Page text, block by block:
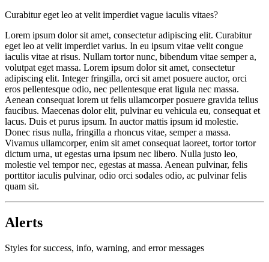
Curabitur eget leo at velit imperdiet vague iaculis vitaes?
Lorem ipsum dolor sit amet, consectetur adipiscing elit. Curabitur
eget leo at velit imperdiet varius. In eu ipsum vitae velit congue
iaculis vitae at risus. Nullam tortor nunc, bibendum vitae semper a,
volutpat eget massa. Lorem ipsum dolor sit amet, consectetur
adipiscing elit. Integer fringilla, orci sit amet posuere auctor, orci
eros pellentesque odio, nec pellentesque erat ligula nec massa.
Aenean consequat lorem ut felis ullamcorper posuere gravida tellus
faucibus. Maecenas dolor elit, pulvinar eu vehicula eu, consequat et
lacus. Duis et purus ipsum. In auctor mattis ipsum id molestie.
Donec risus nulla, fringilla a rhoncus vitae, semper a massa.
Vivamus ullamcorper, enim sit amet consequat laoreet, tortor tortor
dictum urna, ut egestas urna ipsum nec libero. Nulla justo leo,
molestie vel tempor nec, egestas at massa. Aenean pulvinar, felis
porttitor iaculis pulvinar, odio orci sodales odio, ac pulvinar felis
quam sit.
Alerts
Styles for success, info, warning, and error messages